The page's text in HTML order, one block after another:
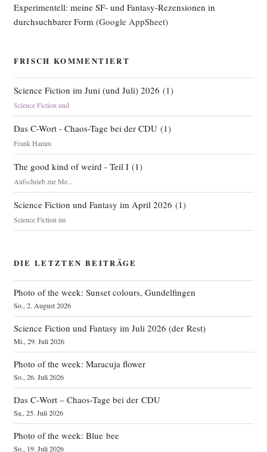
Experimentell: meine SF- und Fantasy-Rezensionen in
durchsuchbarer Form (Google AppSheet)
FRISCH KOMMENTIERT
Science Fiction im Juni (und Juli) 2026 (1)
Science Fiction und
Das C-Wort - Chaos-Tage bei der CDU(1)
Frank Hamm
The good kind of weird - Teil I(1)
Aufschrieb zur Me...
Science Fiction und Fantasy im April 2026 (1)
Science Fiction im
DIE LETZTEN BEITRÄGE
Photo of the week: Sunset colours, Gundelfingen
So., 2. August 2026
Science Fiction und Fantasy im Juli 2026 (der Rest)
Mi., 29. Juli 2026
Photo of the week: Maracuja flower
So., 26. Juli 2026
Das C‑Wort – Chaos-Tage bei der CDU
Sa., 25. Juli 2026
Photo of the week: Blue bee
So., 19. Juli 2026